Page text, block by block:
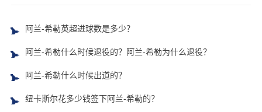
阿兰-希勒英超进球数是多少？
阿兰-希勒什么时候退役的？阿兰-希勒为什么退役？
阿兰-希勒什么时候出道的？
纽卡斯尔花多少钱签下阿兰-希勒的？